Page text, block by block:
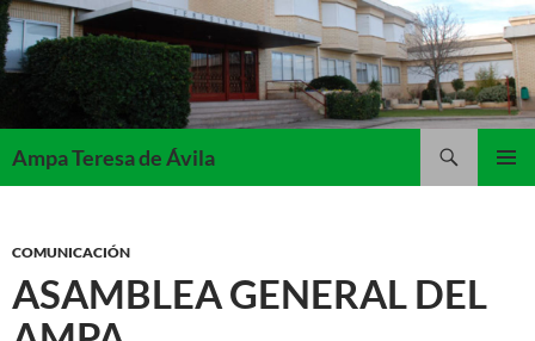
Saltar
al
contenido
Ampa Teresa de Ávila
COMUNICACIÓN
ASAMBLEA GENERAL DEL